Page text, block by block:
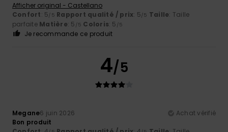
Afficher original - Castellano
Confort: 5/5 Rapport qualité / prix: 5/5 Taille: Taille
parfaite Matière: 5 /5 Coloris: 5 /5
Je recommande ce produit
4/5
Megane6 juin 2026
Achat vérifié
Bon produit